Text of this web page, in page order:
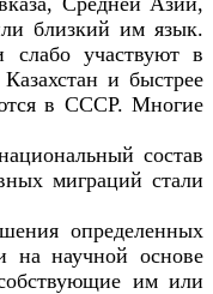
близкий им язык.
слабо участвуют в
и быстрее
в СССР. Многие
состав
миграций стали
определенных
на научной основе
им или